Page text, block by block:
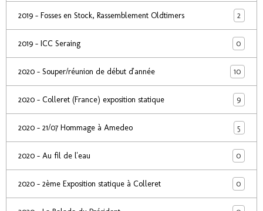
2019 - Fosses en Stock, Rassemblement Oldtimers 2
2019 - ICC Seraing 0
2020 - Souper/réunion de début d'année 10
2020 - Colleret (France) exposition statique 9
2020 - 21/07 Hommage à Amedeo 5
2020 - Au fil de l'eau 0
2020 - 2ème Exposition statique à Colleret 0